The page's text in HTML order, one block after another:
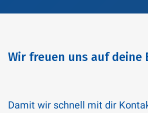
Wir freuen uns auf deine
Damit wir schnell mit dir